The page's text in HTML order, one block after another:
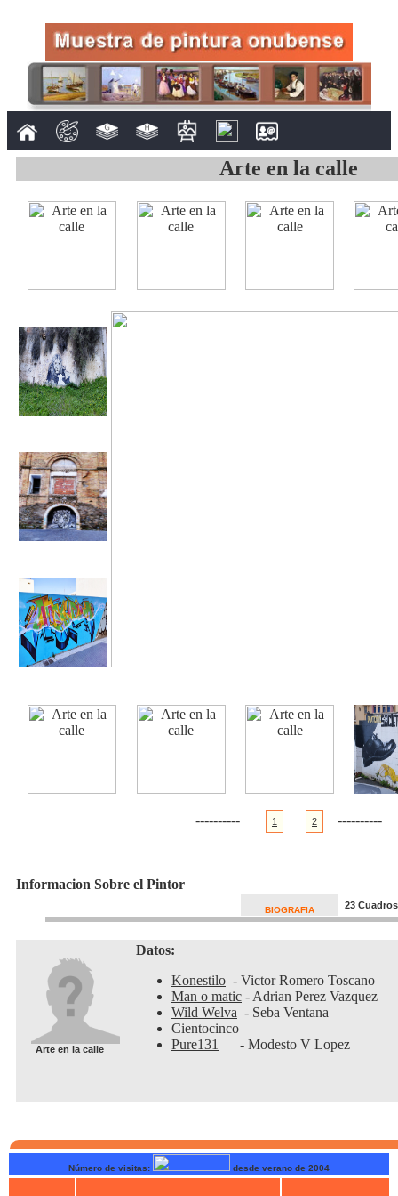
Arte en la calle
---------- 1 2 ----------
Informacion Sobre el Pintor
BIOGRAFIA 23 Cuadros
Arte en la calle
Datos:
Konestilo - Victor Romero Toscano
Man o matic - Adrian Perez Vazquez
Wild Welva - Seba Ventana
Cientocinco
Pure131
- Modesto V
Número de visitas: desde verano de 2004